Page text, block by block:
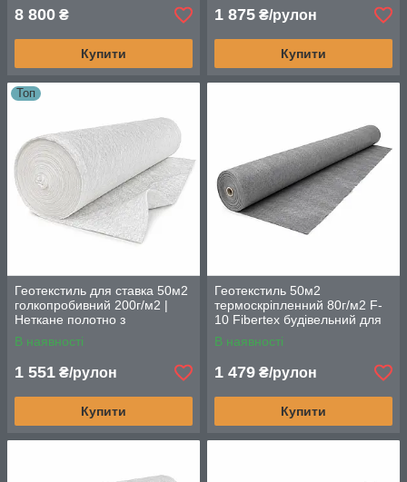
8 800 ₴
Купити
1 875 ₴/рулон
Купити
Топ
Геотекстиль для ставка 50м2
голкопробивний 200г/м2 |
Неткане полотно з
поліестерових волокон
В наявності
1 551 ₴/рулон
Купити
Геотекстиль 50м2
термоскріпленний 80г/м2 F-
10 Fibertex будівельний для
дренажу та фільтрації
В наявності
1 479 ₴/рулон
Купити